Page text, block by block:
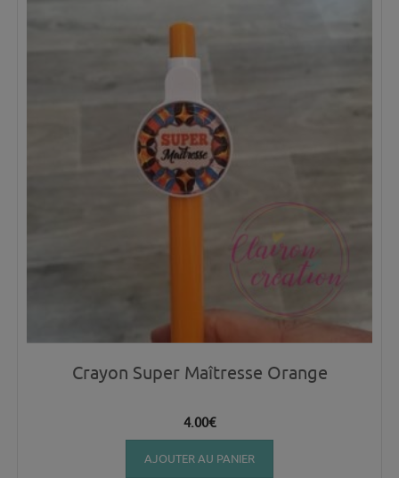
Crayon Super Maîtresse Orange
4.00€
AJOUTER AU PANIER